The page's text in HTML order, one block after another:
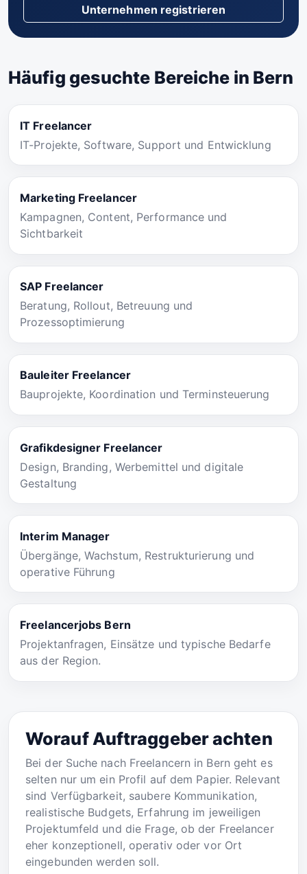
Unternehmen registrieren
Häufig gesuchte Bereiche in Bern
IT Freelancer
IT-Projekte, Software, Support und Entwicklung
Marketing Freelancer
Kampagnen, Content, Performance und
Sichtbarkeit
SAP Freelancer
Beratung, Rollout, Betreuung und
Prozessoptimierung
Bauleiter Freelancer
Bauprojekte, Koordination und Terminsteuerung
Grafikdesigner Freelancer
Design, Branding, Werbemittel und digitale
Gestaltung
Interim Manager
Übergänge, Wachstum, Restrukturierung und
operative Führung
Freelancerjobs Bern
Projektanfragen, Einsätze und typische Bedarfe
aus der Region.
Worauf Auftraggeber achten
Bei der Suche nach Freelancern in Bern geht es
selten nur um ein Profil auf dem Papier. Relevant
sind Verfügbarkeit, saubere Kommunikation,
realistische Budgets, Erfahrung im jeweiligen
Projektumfeld und die Frage, ob der Freelancer
eher konzeptionell, operativ oder vor Ort
eingebunden werden soll.